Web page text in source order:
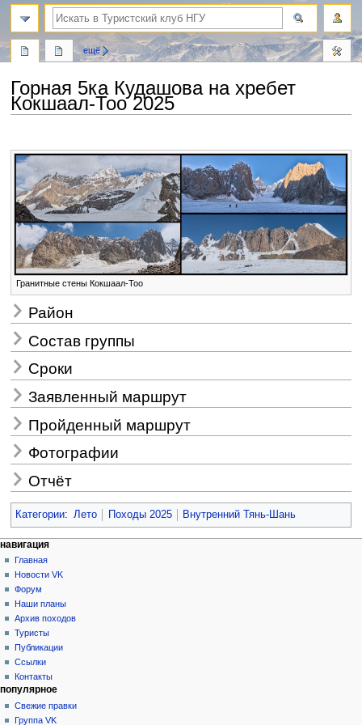
Горная 5ка Кудашова на хребет
Кокшаал-Тоо 2025
к
навигации
к
поиску
Гранитные стены Кокшаал-Тоо
Район
Состав группы
Сроки
Заявленный маршрут
Пройденный маршрут
Фотографии
Отчёт
Категории: Лето Походы 2025 Внутренний Тянь-Шань
Н
а
в
и
а
ц
и
я
действия на странице
статья
обсуждение
читать
просмотр
кода
история
ещё
персональные инструменты
создать
учётную
запись
войти
навигация
Главная
Новости VK
Форум
Наши планы
Архив походов
Туристы
Публикации
Ссылки
Контакты
поиск
популярное
Свежие правки
Группа VK